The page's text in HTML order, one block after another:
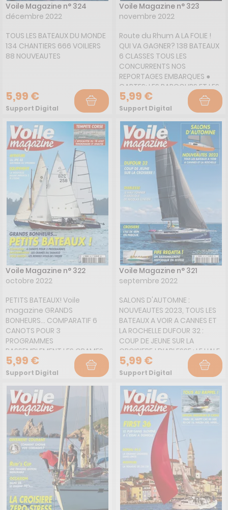
Voile Magazine n° 324
décembre 2022
TOUS LES BATEAUX DU MONDE
134 CHANTIERS 666 VOILIERS
88 NOUVEAUTES
5,99 €
Support Digital
Voile Magazine n° 323
novembre 2022
Route du Rhum A LA FOLIE !
QUI VA GAGNER? 138 BATEAUX
6 CLASSES TOUS LES
CONCURRENTS NOS
REPORTAGES EMBARQUES ●
CARTES: LES PARCOURS ET LES
AVARIES DEPUIS 1978
5,99 €
Support Digital
Voile Magazine n° 322
octobre 2022
PETITS BATEAUX! Voile
magazine GRANDS
BONHEURS... COMPARATIF 6
CANOTS POUR 3
PROGRAMMES
RASSEMBLEMENT LES CRAMES
DU TABASCO VOILE-AVIRON:
LES RENDEZ-VOUS DE L'ERDRE
5,99 €
Support Digital
Voile Magazine n° 321
septembre 2022
SALONS D'AUTOMNE :
NOUVEAUTES 2023, TOUS LES
BATEAUX A VOIR A CANNES ET
LA ROCHELLE DUFOUR 32 :
COUP DE JEUNE SUR LA
CROISIERE ! DIABLESSE : LE HALF
TONNER DIABOLIQUE DE
NICOLAS LUNVEN CROISIERE :
REGATTA : UN RASSEMBLEMENT
HISTORIQUE EN ECOSSE
5,99 €
Support Digital